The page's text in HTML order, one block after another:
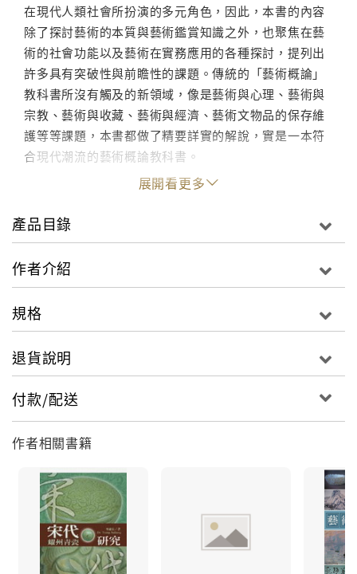
在現代人類社會所扮演的多元角色，因此，本書的內容
除了探討藝術的本質與藝術鑑賞知識之外，也聚焦在藝
術的社會功能以及藝術在實務應用的各種探討，提列出
許多具有突破性與前瞻性的課題。傳統的「藝術概論」
教科書所沒有觸及的新領域，像是藝術與心理、藝術與
宗教、藝術與收藏、藝術與經濟、藝術文物品的保存維
護等等課題，本書都做了精要詳實的解說，實是一本符
合現代潮流的藝術概論教科書。
展開看更多
產品目錄
作者介紹
規格
退貨說明
付款/配送
作者相關書籍